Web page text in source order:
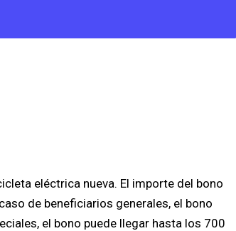
eléctrica nueva. El importe del bono
de beneficiarios generales, el bono
el bono puede llegar hasta los 700